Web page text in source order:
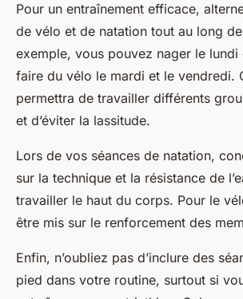
Pour un entraînement efficace,
de vélo et de natation tout au long
exemple, vous pouvez nager le lundi
faire du vélo le mardi et le vendredi.
permettra de travailler différents
et d’éviter la lassitude.
Lors de vos séances de natation,
sur la technique et la résistance de
travailler le haut du corps. Pour le
être mis sur le renforcement des
Enfin, n’oubliez pas d’inclure des
pied dans votre routine, surtout si